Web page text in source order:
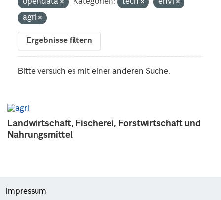
Landwirtschaft, Fischerei, Forstwirtschaft und
Nahrungsmittel
opendata
Kategorien: tech
envi
agri
Ergebnisse filtern
Bitte versuch es mit einer anderen Suche.
Impressum